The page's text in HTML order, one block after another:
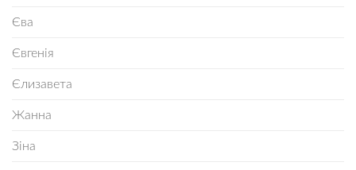
Єва
Євгенія
Єлизавета
Жанна
Зіна